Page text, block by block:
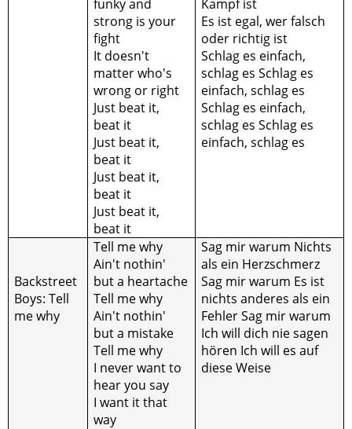
funky and
strong is your
fight
It doesn't
matter who's
wrong or right
Just beat it,
beat it
Just beat it,
beat it
Just beat it,
beat it
Just beat it,
beat it
Kampf ist
Es ist egal, wer falsch
oder richtig ist
Schlag es einfach,
schlag es Schlag es
einfach, schlag es
Schlag es einfach,
schlag es Schlag es
einfach, schlag es
Backstreet
Boys: Tell
me why
Tell me why
Ain't nothin'
but a heartache
Tell me why
Ain't nothin'
but a mistake
Tell me why
I never want to
hear you say
I want it that
way
Sag mir warum Nichts
als ein Herzschmerz
Sag mir warum Es ist
nichts anderes als ein
Fehler Sag mir warum
Ich will dich nie sagen
hören Ich will es auf
diese Weise